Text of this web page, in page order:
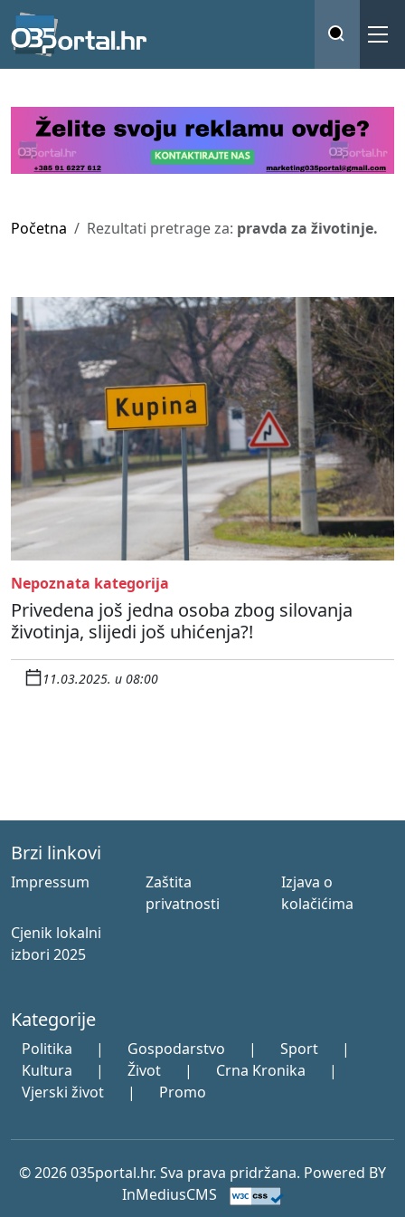
Početna Rezultati pretrage za: pravda za životinje.
Nepoznata kategorija
Privedena još jedna osoba zbog silovanja
životinja, slijedi još uhićenja?!
11.03.2025. u 08:00
Brzi linkovi
Impressum
Zaštita
privatnosti
Izjava o
kolačićima
Cjenik lokalni
izbori 2025
Kategorije
Politika | Gospodarstvo | Sport
|
Kultura
| Život | Crna Kronika
|
Vjerski život
| Promo
© 2026 035portal.hr. Sva prava pridržana. Powered BY
InMediusCMS